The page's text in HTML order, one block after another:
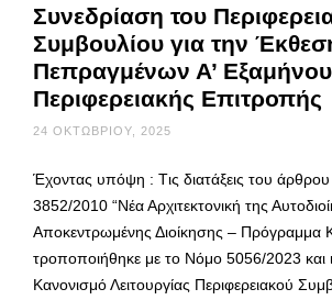
Συνεδρίαση του
Συμβουλίου για την
Πεπραγμένων Α’
Περιφερειακής Επιτροπής
24 ΟΚΤΩΒΡΊΟΥ, 2025
Έχοντας υπόψη : Tις διατάξεις του
3852/2010 “Νέα Αρχιτεκτονική της
Αποκεντρωμένης Διοίκησης – Πρόγραμμα
τροποποιήθηκε με το Νόμο 5056/2023 και
Κανονισμό Λειτουργίας Περιφερειακού